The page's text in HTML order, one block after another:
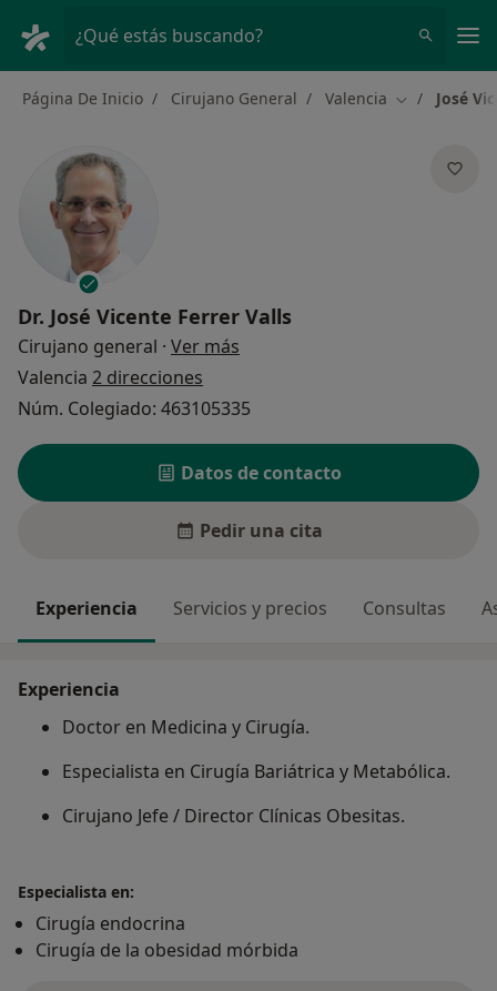
¿Qué estás buscando?
Página De Inicio Cirujano General Valencia Cambiar de
José
Dr. José Vicente Ferrer Valls
Cirujano general · Ver más
Valencia 2 direcciones
Núm. Colegiado: 463105335
Datos de contacto
Pedir una cita
Experiencia Servicios y precios Consultas
Experiencia
Doctor en Medicina y Cirugía.
Especialista en Cirugía Bariátrica y Metabólica.
Cirujano Jefe / Director Clínicas Obesitas.
Especialista en:
Cirugía endocrina
Cirugía de la obesidad mórbida